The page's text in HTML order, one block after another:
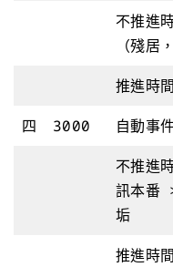
不推進
（殘居
推進時
四
3000
自動事
不推進
訊本番
垢
推進時